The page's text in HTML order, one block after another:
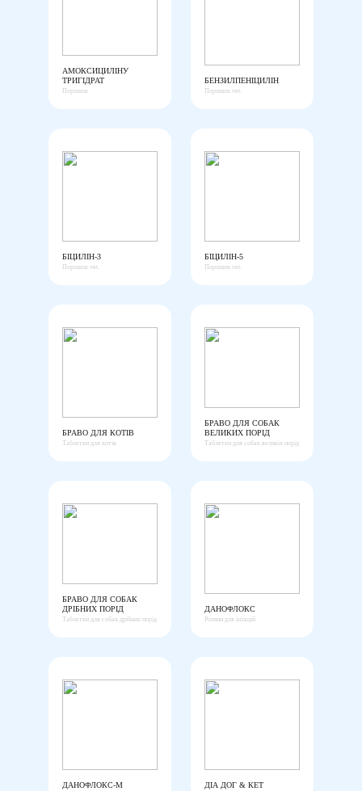
АМОКСИЦИЛІНУ
ТРИГІДРАТ
Порошок
БЕНЗИЛПЕНІЦИЛІН
Порошок vet.
БІЦИЛІН-3
Порошок vet.
БІЦИЛІН-5
Порошок vet.
БРАВО ДЛЯ КОТІВ
Таблетки для котів
БРАВО ДЛЯ СОБАК
ВЕЛИКИХ ПОРІД
Таблетки для собак великіх порід
БРАВО ДЛЯ СОБАК
ДРІБНИХ ПОРІД
Таблетки для собак дрібних порід
ДАНОФЛОКС
Розчин для ін'єкцій
ДАНОФЛОКС-М ДІА ДОГ & КЕТ